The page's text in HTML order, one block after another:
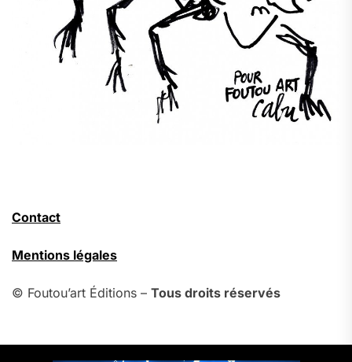
Contact
Mentions légales
© Foutou’art Éditions – Tous droits réservés